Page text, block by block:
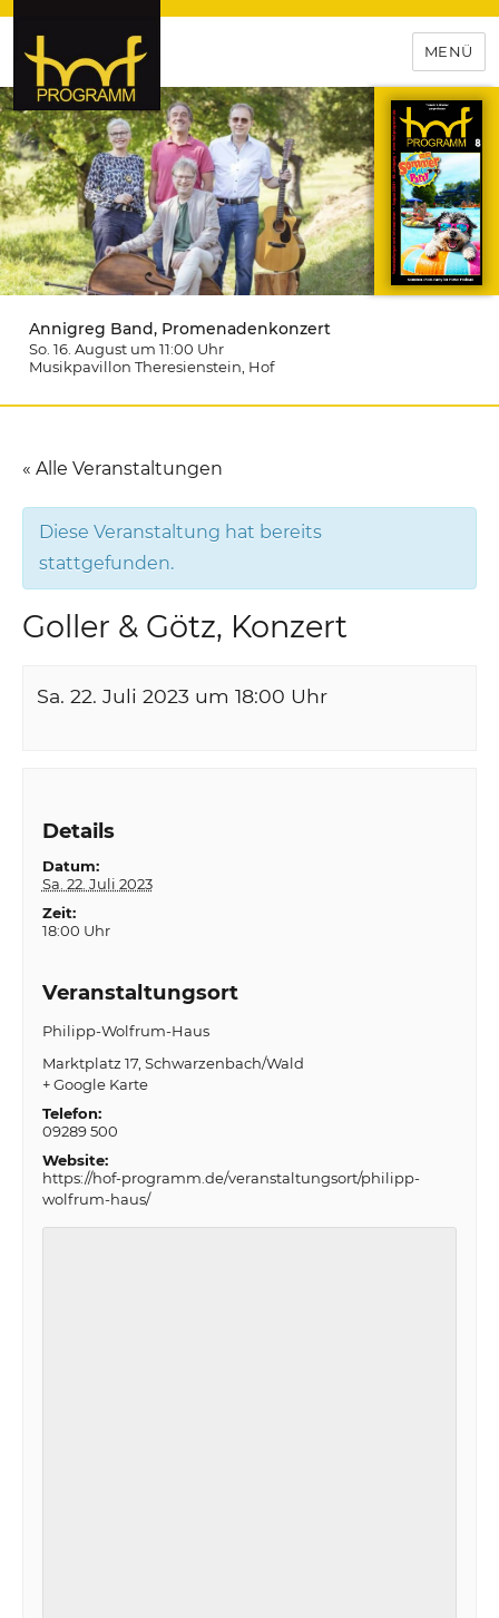
hof-programm – das
Veranstaltungsportal für
Hochfranken
MENÜ
Annigreg Band, Promenadenkonzert
So. 16. August um 11:00 Uhr
Musikpavillon Theresienstein , Hof
« Alle Veranstaltungen
Diese Veranstaltung hat bereits
stattgefunden.
Goller & Götz, Konzert
Sa. 22. Juli 2023 um 18:00 Uhr
Details
Datum:
Sa. 22. Juli 2023
Zeit:
18:00 Uhr
Veranstaltungsort
Philipp-Wolfrum-Haus
Marktplatz 17 Schwarzenbach/Wald
+ Google Karte
Telefon:
09289 500
Website:
https://hof-programm.de/veranstaltungsort/philipp-
wolfrum-haus/